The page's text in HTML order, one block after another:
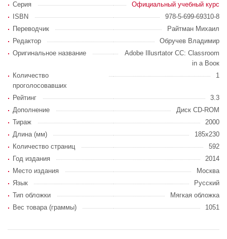
Серия
Официальный учебный курс
ISBN
978-5-699-69310-8
Переводчик
Райтман Михаил
Редактор
Обручев Владимир
Оригинальное название
Adobe Illusrtator CC: Classroom
in а Воок
Количество
проголосовавших
1
Рейтинг
3.3
Дополнение
Диск CD-ROM
Тираж
2000
Длина (мм)
185x230
Количество страниц
592
Год издания
2014
Место издания
Москва
Язык
Русский
Тип обложки
Мягкая обложка
Вес товара (граммы)
1051